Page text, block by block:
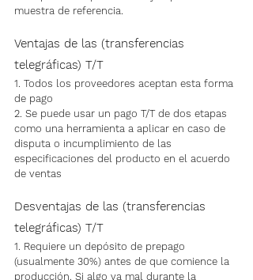
muestra de referencia.
Ventajas de las (transferencias
telegráficas) T/T
1. Todos los proveedores aceptan esta forma
de pago
2. Se puede usar un pago T/T de dos etapas
como una herramienta a aplicar en caso de
disputa o incumplimiento de las
especificaciones del producto en el acuerdo
de ventas
Desventajas de las (transferencias
telegráficas) T/T
1. Requiere un depósito de prepago
(usualmente 30%) antes de que comience la
producción. Si algo va mal durante la